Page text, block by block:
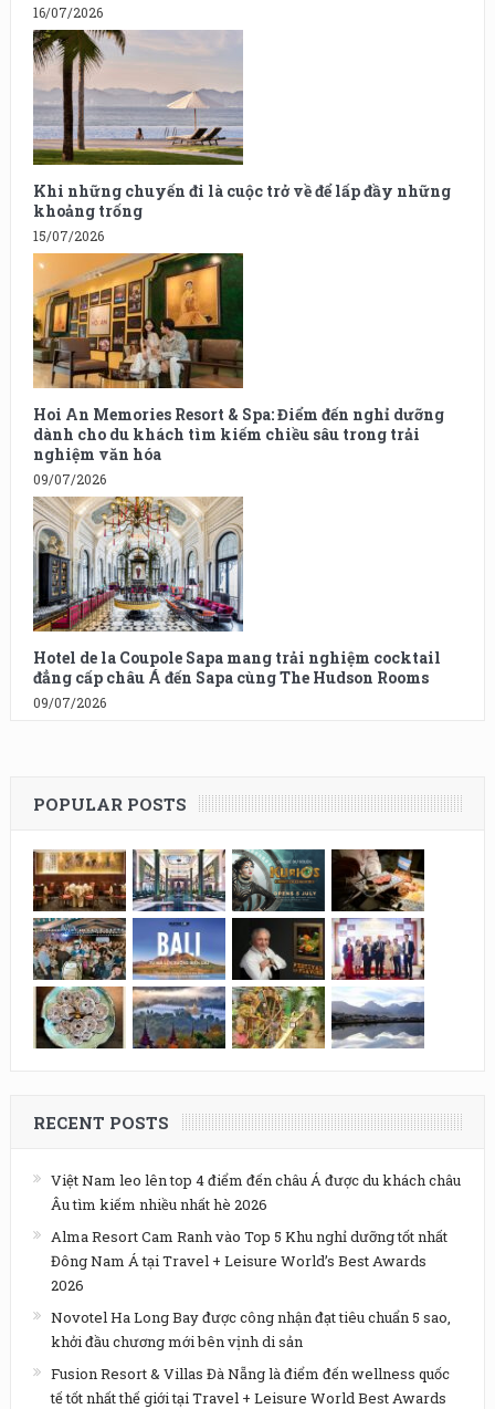
16/07/2026
Khi những chuyến đi là cuộc trở về để lấp đầy những
khoảng trống
15/07/2026
Hoi An Memories Resort & Spa: Điểm đến nghỉ dưỡng
dành cho du khách tìm kiếm chiều sâu trong trải
nghiệm văn hóa
09/07/2026
Hotel de la Coupole Sapa mang trải nghiệm cocktail
đẳng cấp châu Á đến Sapa cùng The Hudson Rooms
09/07/2026
POPULAR POSTS
RECENT POSTS
Việt Nam leo lên top 4 điểm đến châu Á được du khách châu
Âu tìm kiếm nhiều nhất hè 2026
Alma Resort Cam Ranh vào Top 5 Khu nghỉ dưỡng tốt nhất
Đông Nam Á tại Travel + Leisure World’s Best Awards
2026
Novotel Ha Long Bay được công nhận đạt tiêu chuẩn 5 sao,
khởi đầu chương mới bên vịnh di sản
Fusion Resort & Villas Đà Nẵng là điểm đến wellness quốc
tế tốt nhất thế giới tại Travel + Leisure World Best Awards